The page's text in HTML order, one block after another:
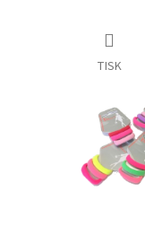
TISK